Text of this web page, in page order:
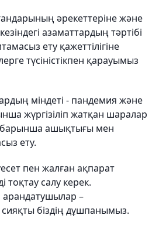
әрекеттеріне және
азаматтардың тәртібі
ету қажеттілігіне
түсіністікпен қарауымыз
міндеті - пандемия және
жүргізіліп жатқан шаралар
ашықтығы мен
ету.
пен жалған ақпарат
тоқтау салу керек.
арандатушылар –
біздің дұшпанымыз.